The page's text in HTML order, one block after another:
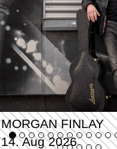
MORGAN FINLAY
14. Aug 2026